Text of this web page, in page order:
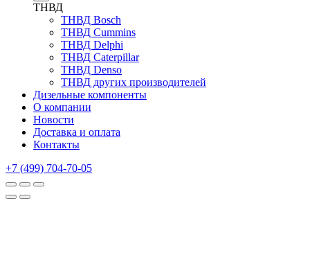
ТНВД
ТНВД Bosch
ТНВД Cummins
ТНВД Delphi
ТНВД Caterpillar
ТНВД Denso
ТНВД других производителей
Дизельные компоненты
О компании
Новости
Доставка и оплата
Контакты
+7 (499) 704-70-05